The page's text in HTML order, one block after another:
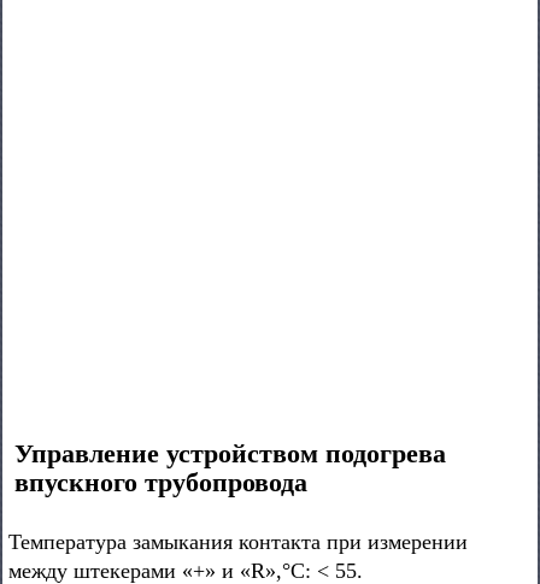
Управление устройством подогрева
впускного трубопровода
Температура замыкания контакта при измерении
между штекерами «+» и «R»,°С: < 55.